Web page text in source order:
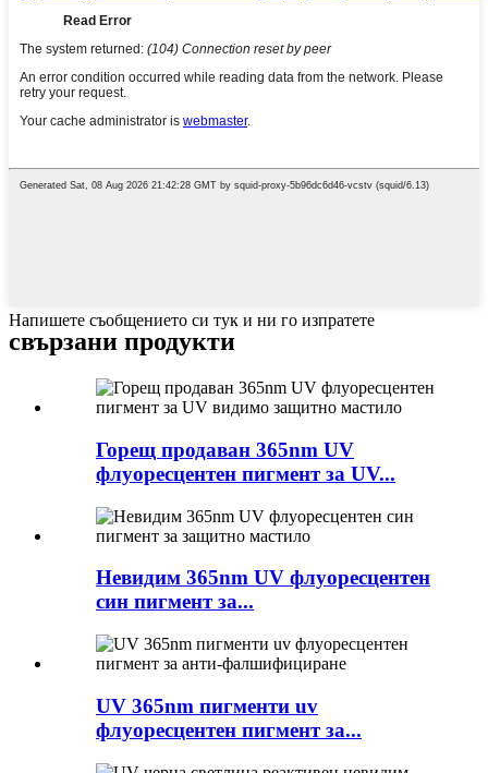
Напишете съобщението си тук и ни го изпратете
свързани продукти
Горещ продаван 365nm UV
флуоресцентен пигмент за UV...
Невидим 365nm UV флуоресцентен
син пигмент за...
UV 365nm пигменти uv
флуоресцентен пигмент за...